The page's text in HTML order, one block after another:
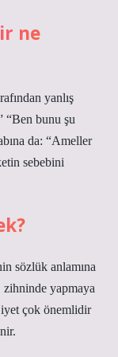
ne
yanlış
“Ben bunu şu
da: “Ameller
sebebini
sözlük anlamına
zihninde yapmaya
çok önemlidir